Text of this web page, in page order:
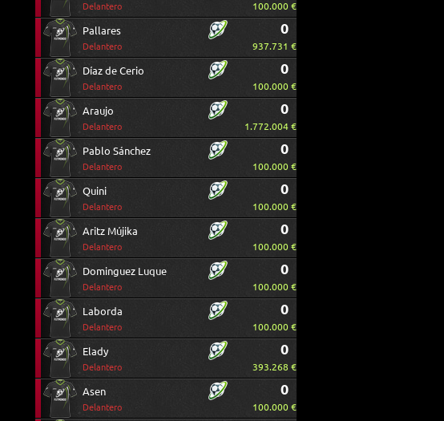
Delantero 100.000 €
Pallares
Delantero
0
937.731 €
Díaz de Cerio
Delantero
0
100.000 €
Araujo
Delantero
0
1.772.004 €
Pablo Sánchez
Delantero
0
100.000 €
Quini
Delantero
0
100.000 €
Aritz Mújika
Delantero
0
100.000 €
Dominguez Luque
Delantero
0
100.000 €
Laborda
Delantero
0
100.000 €
Elady
Delantero
0
393.268 €
Asen
Delantero
0
100.000 €